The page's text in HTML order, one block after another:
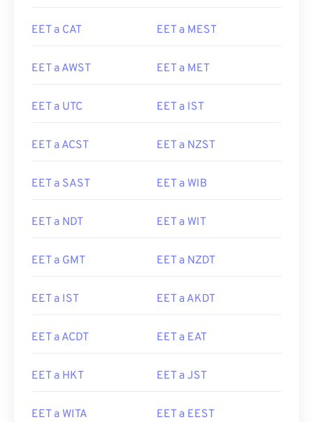
EET a CAT EET a MEST
EET a AWST EET a MET
EET a UTC EET a IST
EET a ACST EET a NZST
EET a SAST EET a WIB
EET a NDT EET a WIT
EET a GMT EET a NZDT
EET a IST EET a AKDT
EET a ACDT EET a EAT
EET a HKT EET a JST
EET a WITA EET a EEST